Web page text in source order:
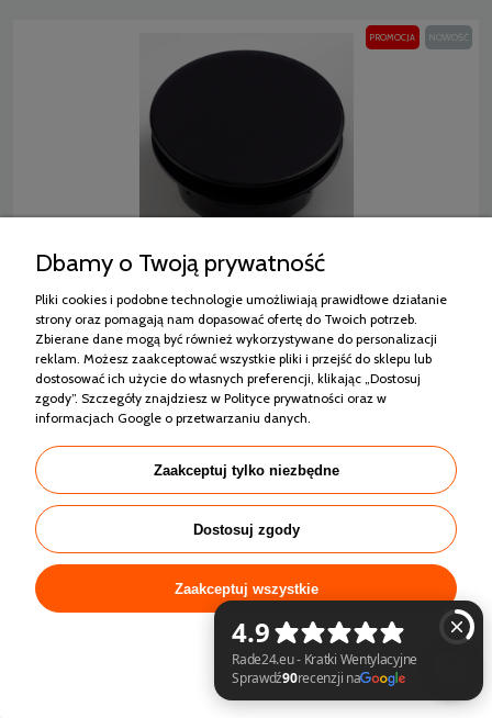
Anemostat 140 mm Otwór montażowy Biały Czarny
Inne Kolory ENIGMA Zamykana
239,00 zł
Cena regularna:
289,00 zł
Najniższa cena:289,00 zł
PROMOCJA NOWOŚĆ
NOWOŚĆ
Dbamy o Twoją prywatność
Pliki cookies i podobne technologie umożliwiają prawidłowe działanie
strony oraz pomagają nam dopasować ofertę do Twoich potrzeb.
Zbierane dane mogą być również wykorzystywane do personalizacji
reklam. Możesz zaakceptować wszystkie pliki i przejść do sklepu lub
dostosować ich użycie do własnych preferencji, klikając „Dostosuj
zgody”. Szczegóły znajdziesz w Polityce prywatności oraz w
informacjach Google o przetwarzaniu danych.
Zaakceptuj tylko niezbędne
Dostosuj zgody
Zaakceptuj wszystkie